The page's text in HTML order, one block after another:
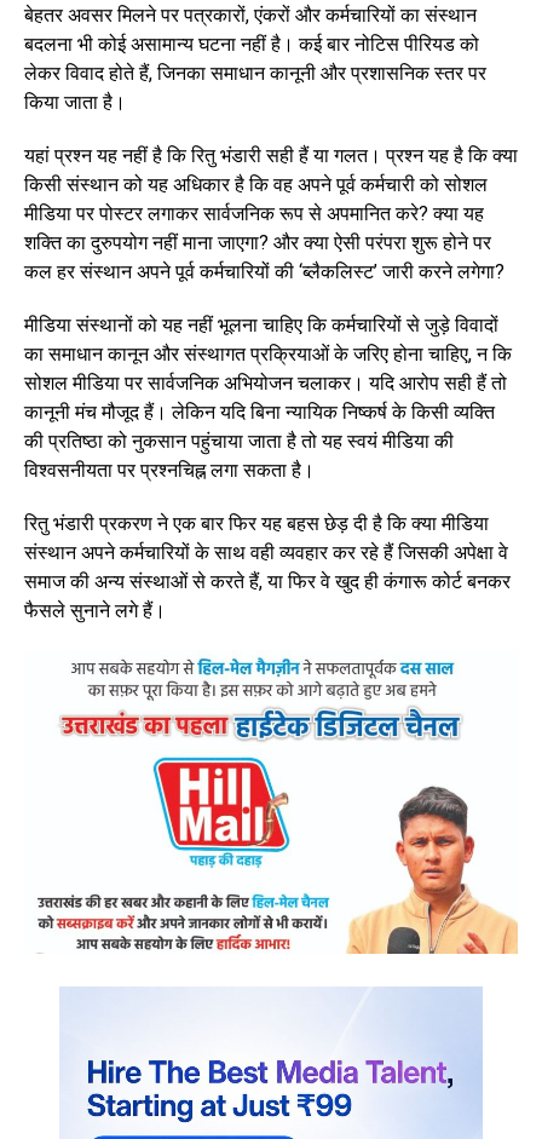
बेहतर अवसर मिलने पर पत्रकारों, एंकरों और कर्मचारियों का संस्थान
बदलना भी कोई असामान्य घटना नहीं है। कई बार नोटिस पीरियड को
लेकर विवाद होते हैं, जिनका समाधान कानूनी और प्रशासनिक स्तर पर
किया जाता है।
यहां प्रश्न यह नहीं है कि रितु भंडारी सही हैं या गलत। प्रश्न यह है कि क्या
किसी संस्थान को यह अधिकार है कि वह अपने पूर्व कर्मचारी को सोशल
मीडिया पर पोस्टर लगाकर सार्वजनिक रूप से अपमानित करे? क्या यह
शक्ति का दुरुपयोग नहीं माना जाएगा? और क्या ऐसी परंपरा शुरू होने पर
कल हर संस्थान अपने पूर्व कर्मचारियों की ‘ब्लैकलिस्ट’ जारी करने लगेगा?
मीडिया संस्थानों को यह नहीं भूलना चाहिए कि कर्मचारियों से जुड़े विवादों
का समाधान कानून और संस्थागत प्रक्रियाओं के जरिए होना चाहिए, न कि
सोशल मीडिया पर सार्वजनिक अभियोजन चलाकर। यदि आरोप सही हैं तो
कानूनी मंच मौजूद हैं। लेकिन यदि बिना न्यायिक निष्कर्ष के किसी व्यक्ति
की प्रतिष्ठा को नुकसान पहुंचाया जाता है तो यह स्वयं मीडिया की
विश्वसनीयता पर प्रश्नचिह्न लगा सकता है।
रितु भंडारी प्रकरण ने एक बार फिर यह बहस छेड़ दी है कि क्या मीडिया
संस्थान अपने कर्मचारियों के साथ वही व्यवहार कर रहे हैं जिसकी अपेक्षा वे
समाज की अन्य संस्थाओं से करते हैं, या फिर वे खुद ही कंगारू कोर्ट बनकर
फैसले सुनाने लगे हैं।